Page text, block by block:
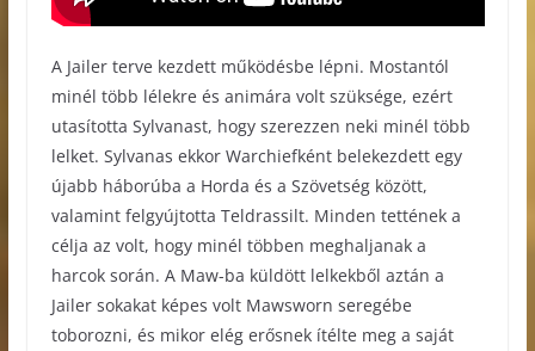
A Jailer terve kezdett működésbe lépni. Mostantól
minél több lélekre és animára volt szüksége, ezért
utasította Sylvanast, hogy szerezzen neki minél több
lelket. Sylvanas ekkor Warchiefként belekezdett egy
újabb háborúba a Horda és a Szövetség között,
valamint felgyújtotta Teldrassilt. Minden tettének a
célja az volt, hogy minél többen meghaljanak a
harcok során. A Maw-ba küldött lelkekből aztán a
Jailer sokakat képes volt Mawsworn seregébe
toborozni, és mikor elég erősnek ítélte meg a saját